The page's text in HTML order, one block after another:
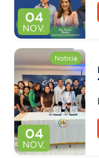
04
NOV.
04
NOV.
Noticia